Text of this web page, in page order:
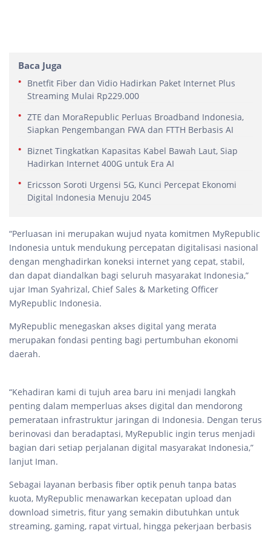
Baca Juga
Bnetfit Fiber dan Vidio Hadirkan Paket Internet Plus
Streaming Mulai Rp229.000
ZTE dan MoraRepublic Perluas Broadband Indonesia,
Siapkan Pengembangan FWA dan FTTH Berbasis AI
Biznet Tingkatkan Kapasitas Kabel Bawah Laut, Siap
Hadirkan Internet 400G untuk Era AI
Ericsson Soroti Urgensi 5G, Kunci Percepat Ekonomi
Digital Indonesia Menuju 2045
“Perluasan ini merupakan wujud nyata komitmen MyRepublic
Indonesia untuk mendukung percepatan digitalisasi nasional
dengan menghadirkan koneksi internet yang cepat, stabil,
dan dapat diandalkan bagi seluruh masyarakat Indonesia,”
ujar Iman Syahrizal, Chief Sales & Marketing Officer
MyRepublic Indonesia.
MyRepublic menegaskan akses digital yang merata
merupakan fondasi penting bagi pertumbuhan ekonomi
daerah.
“Kehadiran kami di tujuh area baru ini menjadi langkah
penting dalam memperluas akses digital dan mendorong
pemerataan infrastruktur jaringan di Indonesia. Dengan terus
berinovasi dan beradaptasi, MyRepublic ingin terus menjadi
bagian dari setiap perjalanan digital masyarakat Indonesia,”
lanjut Iman.
Sebagai layanan berbasis fiber optik penuh tanpa batas
kuota, MyRepublic menawarkan kecepatan upload dan
download simetris, fitur yang semakin dibutuhkan untuk
streaming, gaming, rapat virtual, hingga pekerjaan berbasis